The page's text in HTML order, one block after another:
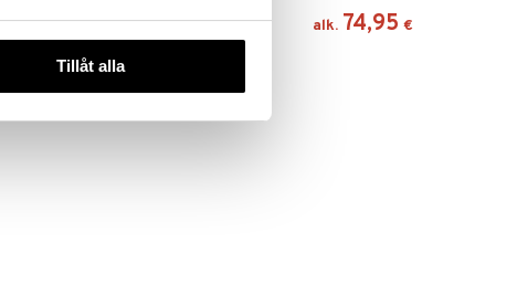
Tillåt alla
€ 54,95 € alk. 74,95 €